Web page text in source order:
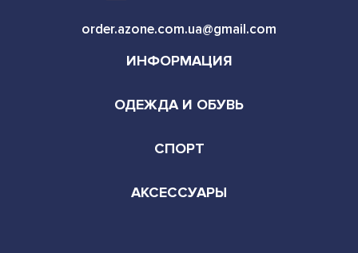
order.azone.com.ua@gmail.com
ИНФОРМАЦИЯ
ОДЕЖДА И ОБУВЬ
СПОРТ
АКСЕССУАРЫ